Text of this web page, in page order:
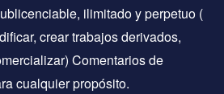
ilimitado y perpetuo (
crear trabajos derivados,
Comentarios de
cualquier propósito.